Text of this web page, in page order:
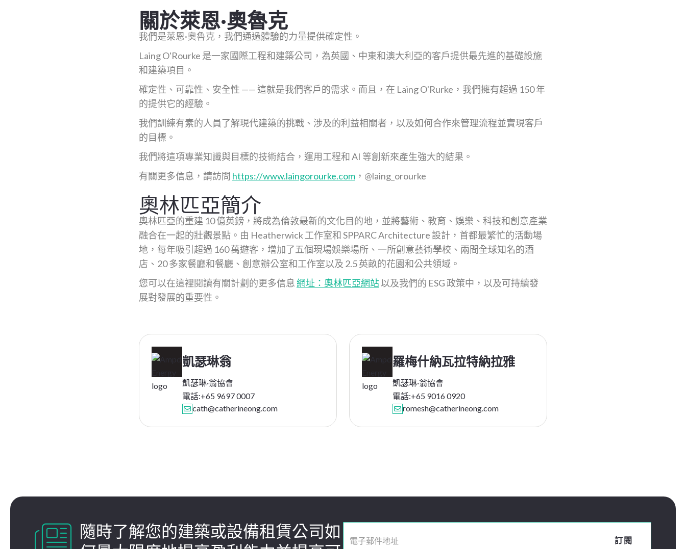
關於萊恩·奧魯克
我們是萊恩·奧魯克，我們通過體驗的力量提供確定性。
Laing O'Rourke 是一家國際工程和建築公司，為英國、中東和澳大利亞的客戶提供最先進的基礎設施
和建築項目。
確定性、可靠性、安全性 —— 這就是我們客戶的需求。而且，在 Laing O'Rurke，我們擁有超過 150 年
的提供它的經驗。
我們訓練有素的人員了解現代建築的挑戰、涉及的利益相關者，以及如何合作來管理流程並實現客戶
的目標。
我們將這項專業知識與目標的技術結合，運用工程和 AI 等創新來產生強大的結果。
有關更多信息，請訪問 https://www.laingorourke.com ，@laing_orourke
奧林匹亞簡介
奧林匹亞的重建 10 億英鎊，將成為倫敦最新的文化目的地，並將藝術、教育、娛樂、科技和創意產業
融合在一起的壯觀景點。由 Heatherwick 工作室和 SPPARC Architecture 設計，首都最繁忙的活動場
地，每年吸引超過 160 萬遊客，增加了五個現場娛樂場所、一所創意藝術學校、兩間全球知名的酒
店、20 多家餐廳和餐廳、創意辦公室和工作室以及 2.5 英畝的花園和公共領域。
您可以在這裡閱讀有關計劃的更多信息網址：奧林匹亞網站以及我們的 ESG 政策中，以及可持續發
展對發展的重要性。
凱瑟琳翁
凱瑟琳·翁協會
電話:+65 9697 0007
 cath@catherineong.com
羅梅什納瓦拉特納拉雅
凱瑟琳·翁協會
電話:+65 9016 0920
 romesh@catherineong.com
 隨時了解您的建築或設備租賃公司如